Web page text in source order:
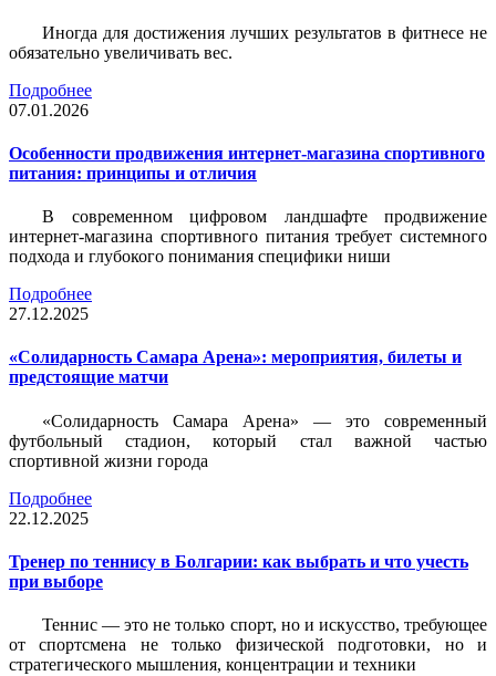
Иногда для достижения лучших результатов в фитнесе не
обязательно увеличивать вес.
Подробнее
07.01.2026
Особенности продвижения интернет-магазина спортивного
питания: принципы и отличия
В современном цифровом ландшафте продвижение
интернет-магазина спортивного питания требует системного
подхода и глубокого понимания специфики ниши
Подробнее
27.12.2025
«Солидарность Самара Арена»: мероприятия, билеты и
предстоящие матчи
«Солидарность Самара Арена» — это современный
футбольный стадион, который стал важной частью
спортивной жизни города
Подробнее
22.12.2025
Тренер по теннису в Болгарии: как выбрать и что учесть
при выборе
Теннис — это не только спорт, но и искусство, требующее
от спортсмена не только физической подготовки, но и
стратегического мышления, концентрации и техники